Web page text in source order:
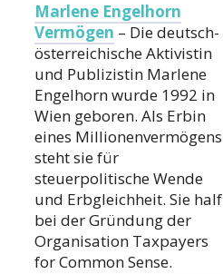
Marlene Engelhorn
Vermögen – Die deutsch-
österreichische Aktivistin
und Publizistin Marlene
Engelhorn wurde 1992 in
Wien geboren. Als Erbin
eines Millionenvermögens
steht sie für
steuerpolitische Wende
und Erbgleichheit. Sie half
bei der Gründung der
Organisation Taxpayers
for Common Sense.